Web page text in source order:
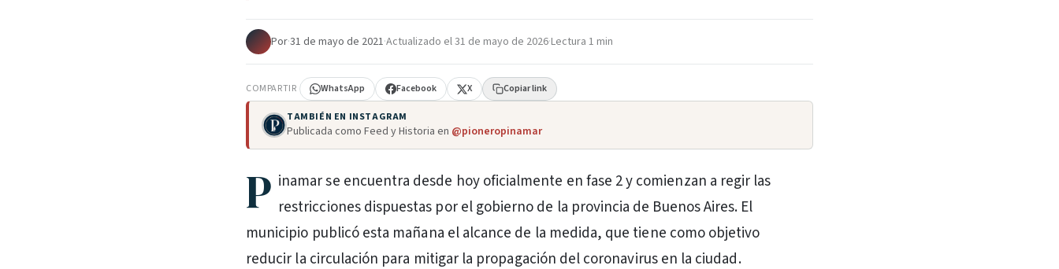
Por·31 de mayo de 2021·Actualizado el31 de mayo de 2026·Lectura 1 min
COMPARTIR WhatsApp Facebook X Copiar link
TAMBIÉN EN INSTAGRAM
Publicada como Feed y Historia en @pioneropinamar
P inamar se encuentra desde hoy oficialmente en fase 2 y comienzan a regir las
restricciones dispuestas por el gobierno de la provincia de Buenos Aires. El
municipio publicó esta mañana el alcance de la medida, que tiene como objetivo
reducir la circulación para mitigar la propagación del coronavirus en la ciudad.